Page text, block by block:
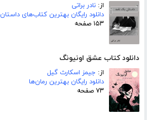
از: نادر براتی
دانلود رایگان بهترین کتاب‌های داستان
۱۵۳ صفحه
دانلود کتاب عشق اونیونگ
از: جیمز اسکارث گیل
دانلود رایگان بهترین رمان‌ها
۷۳ صفحه